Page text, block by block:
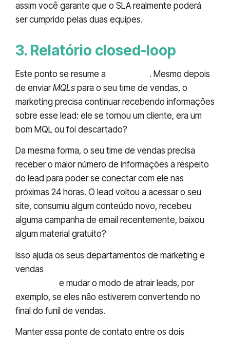
assim você garante que o SLA realmente poderá
ser cumprido pelas duas equipes.
3. Relatório closed-loop
Este ponto se resume a
. Mesmo depois
de enviarMQLs para o seu time de vendas, o
marketing precisa continuar recebendo informações
sobre esse lead: ele se tornou um cliente, era um
bom MQL ou foi descartado?
Da mesma forma, o seu time de vendas precisa
receber o maior número de informações a respeito
do lead para poder se conectar com ele nas
próximas 24 horas. O lead voltou a acessar o seu
site, consumiu algum conteúdo novo, recebeu
alguma campanha de email recentemente, baixou
algum material gratuito?
Isso ajuda os seus departamentos de marketing e
vendas
e mudar o modo de atrair leads, por
exemplo, se eles não estiverem convertendo no
final do funil de vendas.
Manter essa ponte de contato entre os dois